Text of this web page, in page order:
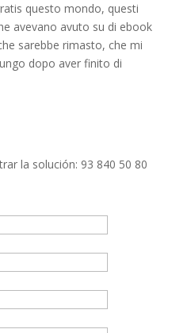
questo mondo, questi
avevano avuto su di ebook
sarebbe rimasto, che mi
dopo aver finito di